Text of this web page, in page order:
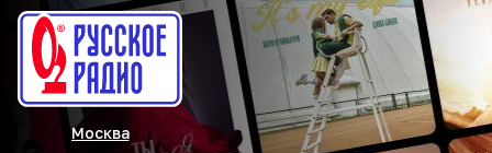
Москва